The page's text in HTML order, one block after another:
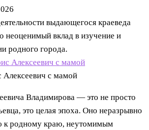
выдающегося краеведа
неоценимый вклад в изучение и
родного города.
с мамой
Владимирова — это не просто
это целая эпоха. Оно неразрывно
к родному краю, неутомимым